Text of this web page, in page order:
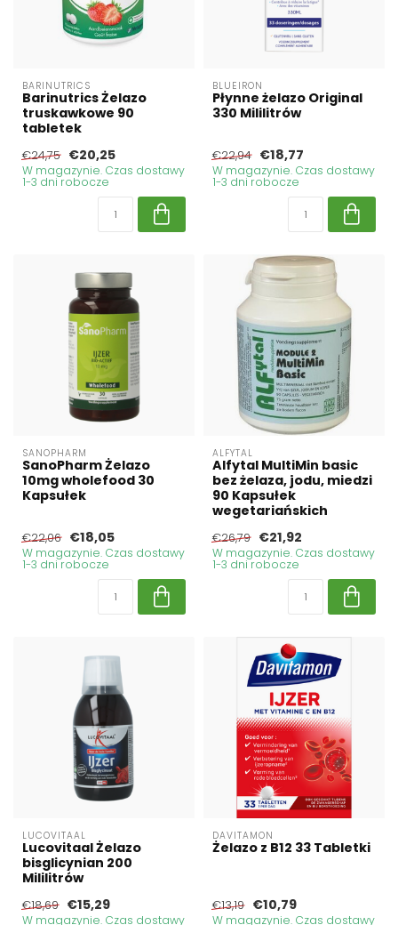
BARINUTRICS
Barinutrics Żelazo
truskawkowe 90
tabletek
€24,75 €20,25
W magazynie. Czas dostawy
1-3 dni robocze
BLUEIRON
Płynne żelazo Original
330 Mililitrów
€22,94 €18,77
W magazynie. Czas dostawy
1-3 dni robocze
SANOPHARM
SanoPharm Żelazo
10mg wholefood 30
Kapsułek
€22,06 €18,05
W magazynie. Czas dostawy
1-3 dni robocze
ALFYTAL
Alfytal MultiMin basic
bez żelaza, jodu, miedzi
90 Kapsułek
wegetariańskich
€26,79 €21,92
W magazynie. Czas dostawy
1-3 dni robocze
LUCOVITAAL
Lucovitaal Żelazo
bisglicynian 200
Mililitrów
€18,69 €15,29
W magazynie. Czas dostawy
DAVITAMON
Żelazo z B12 33 Tabletki
€13,19 €10,79
W magazynie. Czas dostawy